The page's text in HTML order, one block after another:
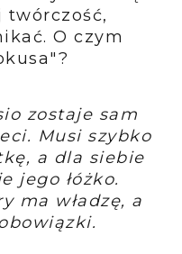
twórczość,
O czym
zostaje sam
Musi szybko
a dla siebie
jego łóżko.
ma władzę, a